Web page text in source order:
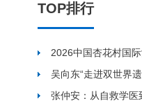
TOP排行
2026中国杏花村国
吴向东“走进双世界
张仲安：从自救学